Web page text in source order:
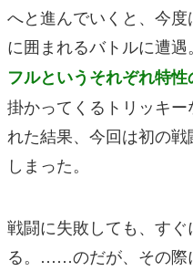
へと進んでいくと、今
に囲まれるバトルに遭遇。
フルというそれぞれ特
掛かってくるトリッキ
れた結果、今回は初の
しまった。
戦闘に失敗しても、す
る。……のだが、その際